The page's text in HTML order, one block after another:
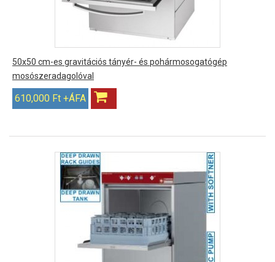
50x50 cm-es gravitációs tányér- és pohármosogatógép
mosószeradagolóval
610,000 Ft +ÁFA